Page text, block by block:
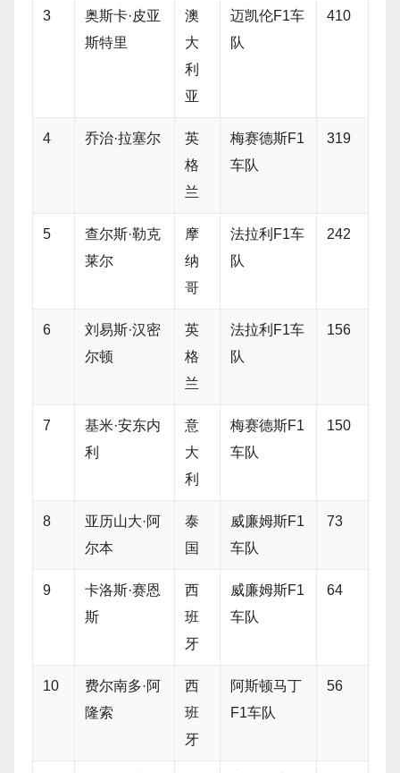
3
奥斯卡·皮亚
斯特里
澳
大
利
亚
迈凯伦F1车
队
410
4 乔治·拉塞尔
英
格
兰
梅赛德斯F1
车队
319
5
查尔斯·勒克
莱尔
摩
纳
哥
法拉利F1车
队
242
6
刘易斯·汉密
尔顿
英
格
兰
法拉利F1车
队
156
7
基米·安东内
利
意
大
利
梅赛德斯F1
车队
150
8
亚历山大·阿
尔本
泰
国
威廉姆斯F1
车队
73
9
卡洛斯·赛恩
斯
西
班
牙
威廉姆斯F1
车队
64
10
费尔南多·阿
隆索
西
班
牙
阿斯顿马丁
F1车队
56